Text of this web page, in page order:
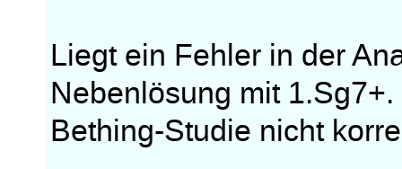
Liegt ein Fehler in der
Nebenlösung mit
Bething-Studie nicht